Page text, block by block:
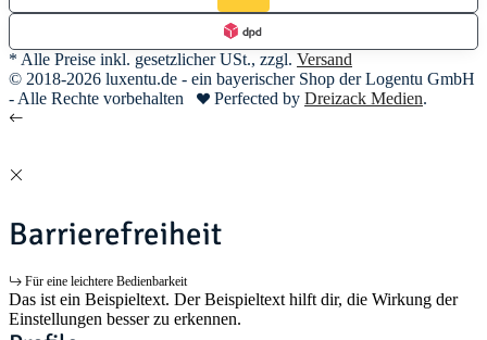
* Alle Preise inkl. gesetzlicher USt., zzgl. Versand
© 2018-2026 luxentu.de - ein bayerischer Shop der Logentu GmbH
- Alle Rechte vorbehalten
Perfected by Dreizack Medien.
Barrierefreiheit
Für eine leichtere Bedienbarkeit
Das ist ein Beispieltext. Der Beispieltext hilft dir, die Wirkung der
Einstellungen besser zu erkennen.